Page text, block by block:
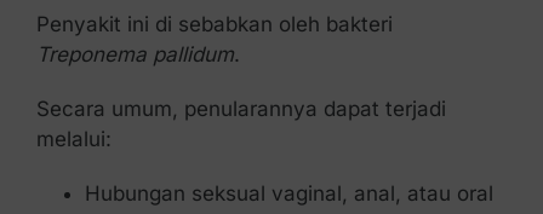
Penyakit ini di sebabkan oleh bakteri
Treponema pallidum.
Secara umum, penularannya dapat terjadi
melalui:
Hubungan seksual vaginal, anal, atau oral